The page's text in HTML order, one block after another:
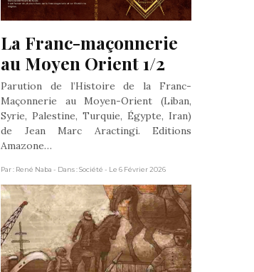
La Franc-maçonnerie
au Moyen Orient 1/2
Parution de l’Histoire de la Franc-
Maçonnerie au Moyen-Orient (Liban,
Syrie, Palestine, Turquie, Égypte, Iran)
de Jean Marc Aractingi. Editions
Amazone…
Par : René Naba - Dans : Société - Le 6 Février 2026